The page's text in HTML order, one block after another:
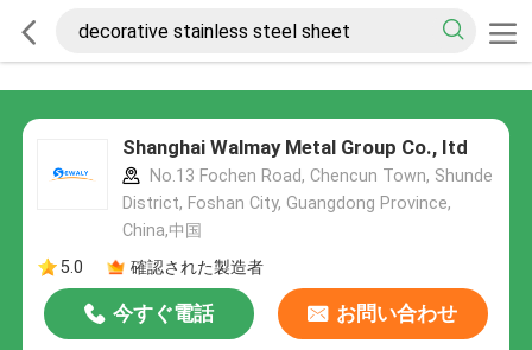
Shanghai Walmay Metal Group Co., Itd
No.13 Fochen Road, Chencun Town, Shunde
District, Foshan City, Guangdong Province,
China,中国
5.0
確認された製造者
今すぐ電話 お問い合わせ